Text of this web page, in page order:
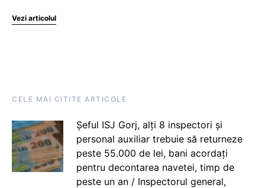
Vezi articolul
CELE MAI CITITE ARTICOLE
Șeful ISJ Gorj, alți 8 inspectori și
personal auxiliar trebuie să returneze
peste 55.000 de lei, bani acordați
pentru decontarea navetei, timp de
peste un an / Inspectorul general,